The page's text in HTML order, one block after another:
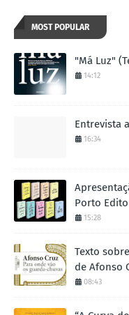
MOST POPULAR
"Má Luz"
14:12
Entrevista
16:34
Porto
15:28
Texto
de Afonso
08:43